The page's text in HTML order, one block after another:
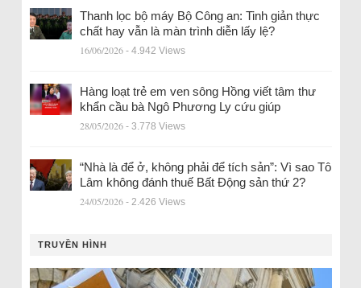
Thanh lọc bộ máy Bộ Công an: Tinh giản thực
chất hay vẫn là màn trình diễn lấy lệ?
16/06/2026 - 4.942 Views
Hàng loạt trẻ em ven sông Hồng viết tâm thư
khẩn cầu bà Ngô Phương Ly cứu giúp
28/05/2026 - 3.778 Views
“Nhà là để ở, không phải để tích sản”: Vì sao Tô
Lâm không đánh thuế Bất Động sản thứ 2?
24/05/2026 - 2.426 Views
TRUYỀN HÌNH